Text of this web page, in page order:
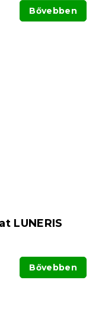
Bővebben
LUNERIS
Bővebben